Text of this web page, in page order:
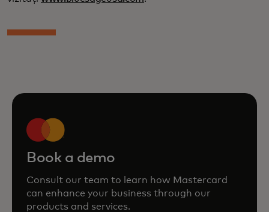
Book a demo
Consult our team to learn how Mastercard
can enhance your business through our
products and services.